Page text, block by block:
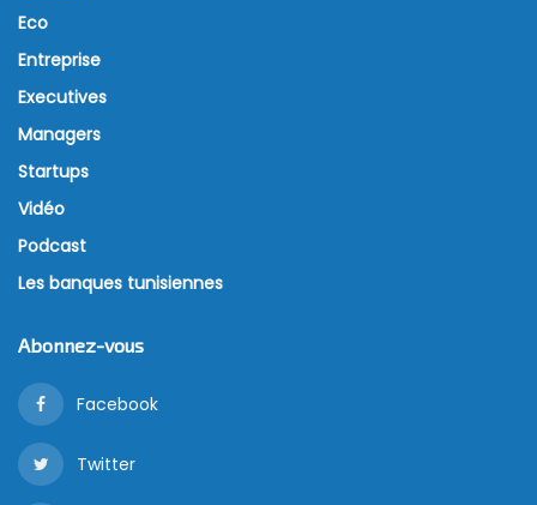
Eco
Entreprise
Executives
Managers
Startups
Vidéo
Podcast
Les banques tunisiennes
Abonnez-vous
Facebook
Twitter